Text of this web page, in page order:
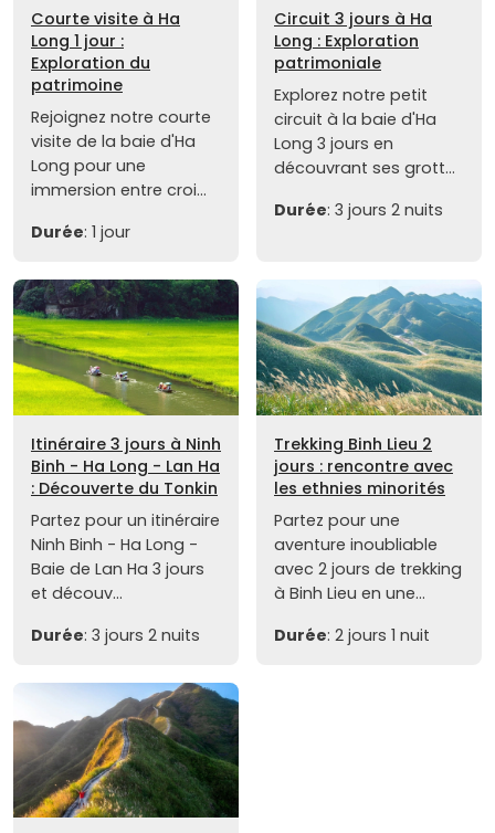
Courte visite à Ha
Long 1 jour :
Exploration du
patrimoine
Rejoignez notre courte
visite de la baie d'Ha
Long pour une
immersion entre croi...
Durée: 1 jour
Circuit 3 jours à Ha
Long : Exploration
patrimoniale
Explorez notre petit
circuit à la baie d'Ha
Long 3 jours en
découvrant ses grott...
Durée: 3 jours 2 nuits
Itinéraire 3 jours à Ninh
Binh - Ha Long - Lan Ha
: Découverte du Tonkin
Partez pour un itinéraire
Ninh Binh - Ha Long -
Baie de Lan Ha 3 jours
et découv...
Durée: 3 jours 2 nuits
Trekking Binh Lieu 2
jours : rencontre avec
les ethnies minorités
Partez pour une
aventure inoubliable
avec 2 jours de trekking
à Binh Lieu en une...
Durée: 2 jours 1 nuit